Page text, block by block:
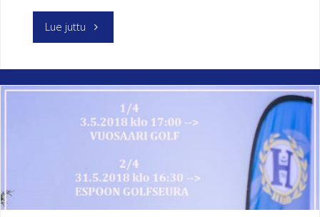
Lue juttu"KUNTOPIIRI
ulkotreenit"